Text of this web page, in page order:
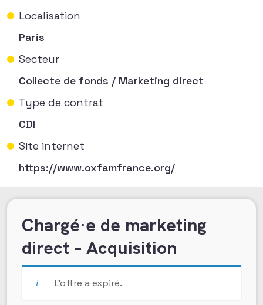
Localisation
Paris
Secteur
Collecte de fonds / Marketing direct
Type de contrat
CDI
Site internet
https://www.oxfamfrance.org/
Chargé·e de marketing
direct – Acquisition
L’offre a expiré.